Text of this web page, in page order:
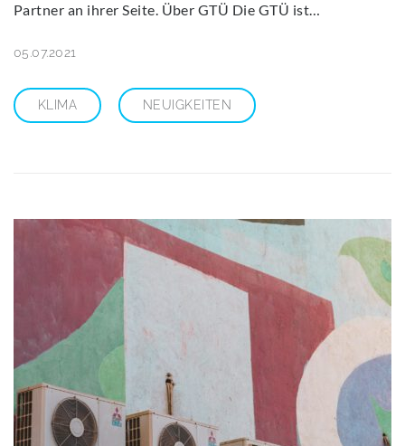
Partner an ihrer Seite. Über GTÜ Die GTÜ ist…
05.07.2021
KLIMA NEUIGKEITEN